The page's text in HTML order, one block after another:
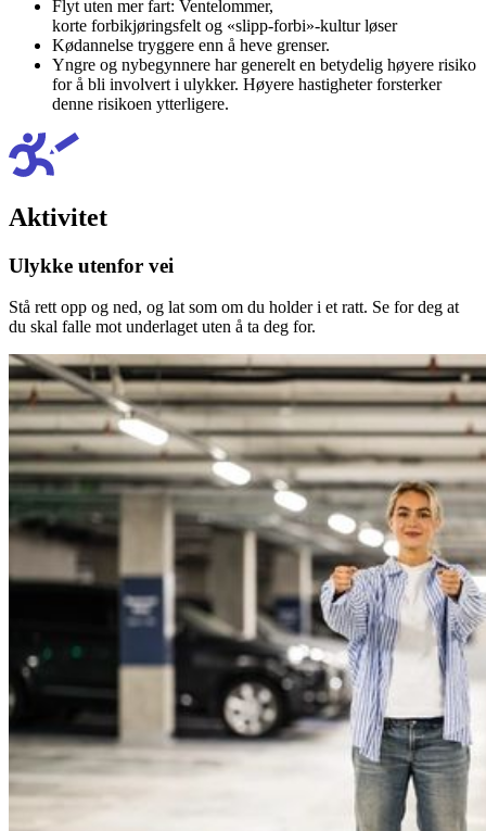
Flyt uten mer fart: Ventelommer,
korte forbikjøringsfelt og «slipp-forbi»-kultur løser
Kødannelse tryggere enn å heve grenser.
Yngre og nybegynnere har generelt en betydelig høyere risiko
for å bli involvert i ulykker. Høyere hastigheter forsterker
denne risikoen ytterligere.
Aktivitet
Ulykke utenfor vei
Stå rett opp og ned, og lat som om du holder i et ratt. Se for deg at
du skal falle mot underlaget uten å ta deg for.